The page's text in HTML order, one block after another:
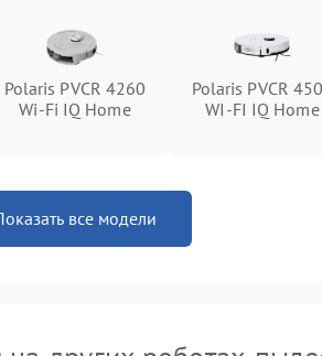
Polaris PVCR 4260
Wi-Fi IQ Home
Polaris PVCR
WI-FI IQ Home
все модели